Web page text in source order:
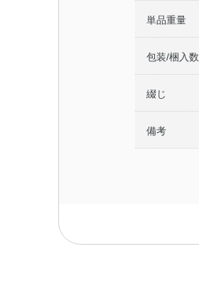
単品重量
包装/梱入数
綴じ
備考